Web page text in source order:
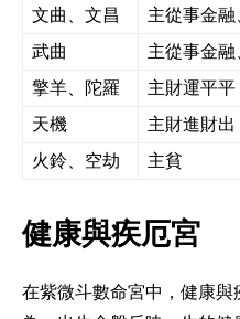
文曲、文昌
主從事金融
武曲
主從事金
擎羊、陀羅
主財運平平
天機
主財進財出
火鈴、空劫
主貧
健康與疾厄宮
在紫微斗數命宮中，健康